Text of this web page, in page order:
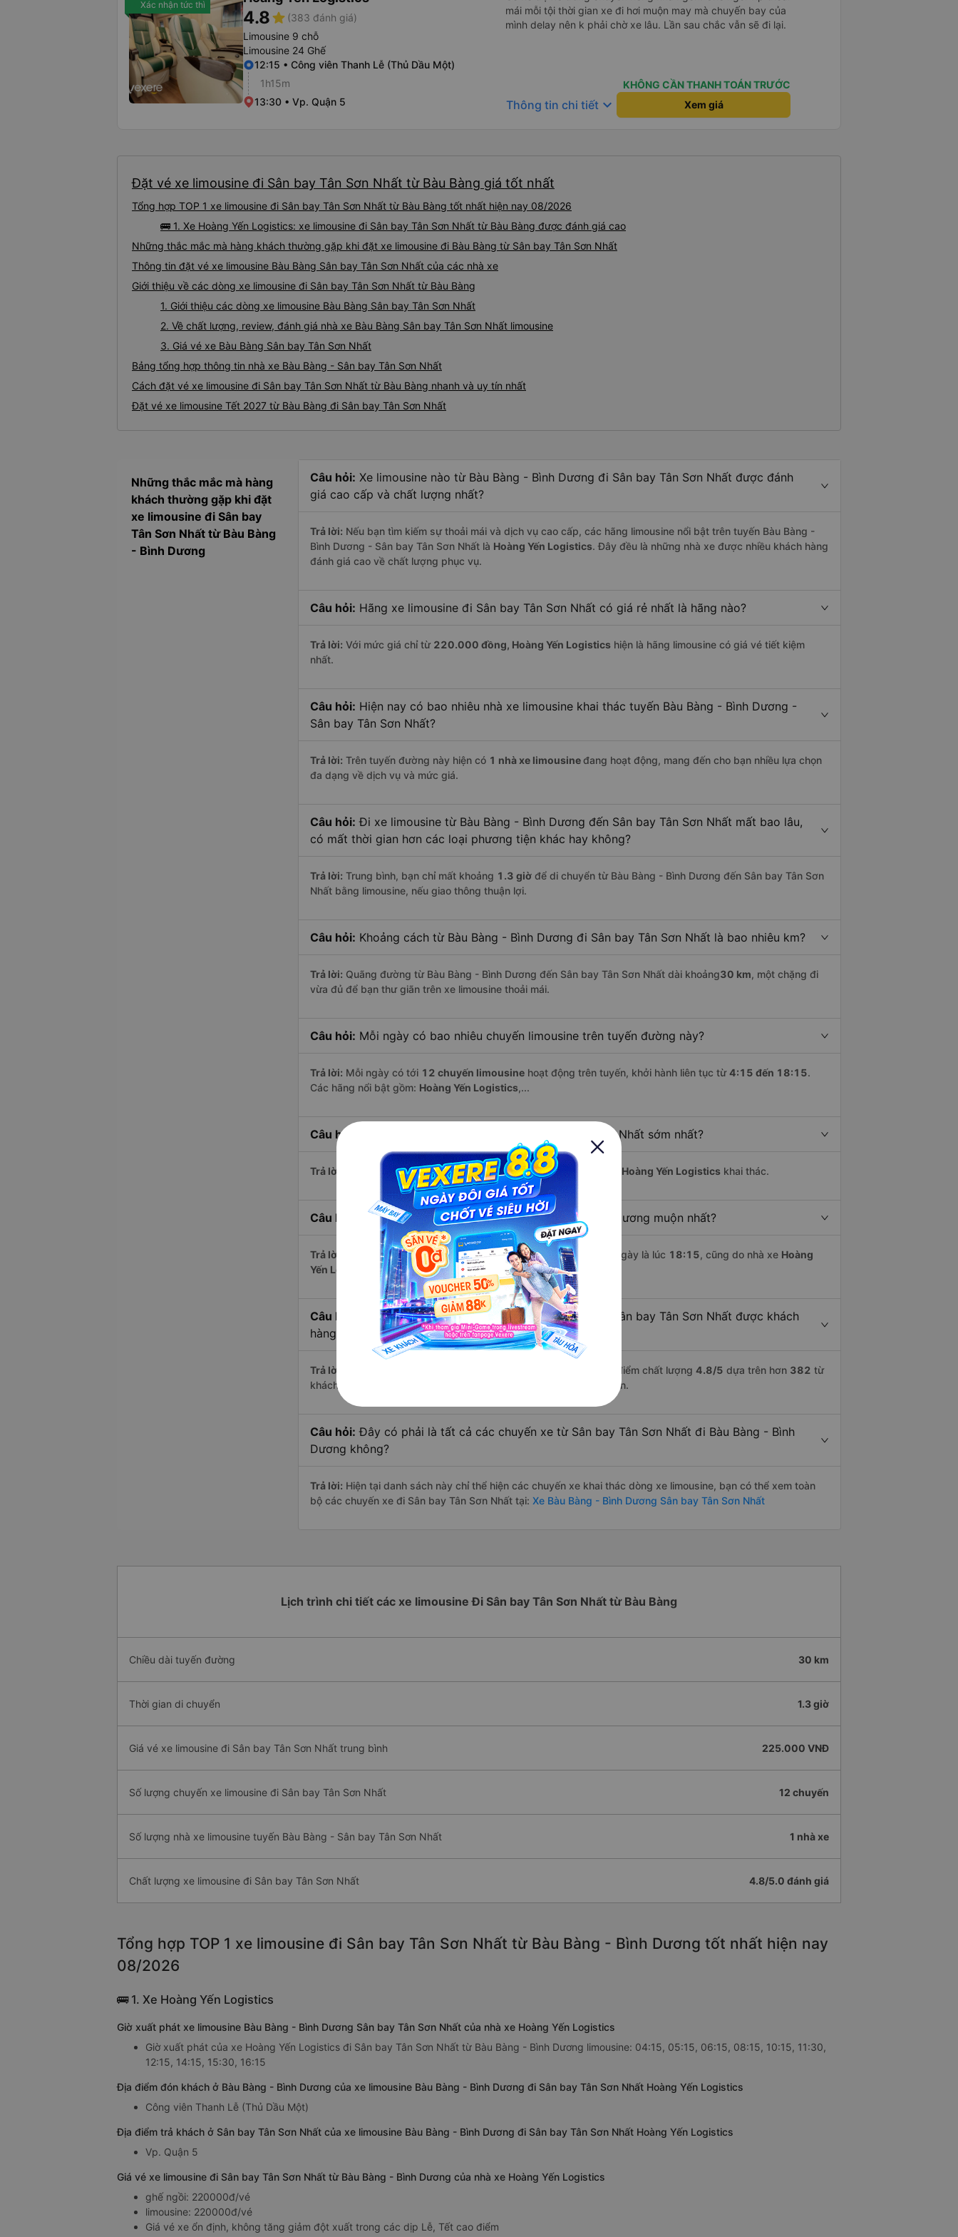
Xác nhận tức thì
4.8star (383 đánh giá)
Limousine 9 chỗ
Limousine 24 Ghế
12:15 • Công viên Thanh Lễ (Thủ Dầu Một)
1h15m
13:30 • Vp. Quận 5
mái mỗi tội thời gian xe đi hơi muộn may mà chuyến bay của
mình delay nên k phải chờ xe lâu. Lần sau chắc vẫn sẽ đi lại.
KHÔNG CẦN THANH TOÁN TRƯỚC
Thông tin chi tiết keyboard_arrow_down Xem giá
Đặt vé xe limousine đi Sân bay Tân Sơn Nhất từ Bàu Bàng giá tốt nhất
Tổng hợp TOP 1 xe limousine đi Sân bay Tân Sơn Nhất từ Bàu Bàng tốt nhất hiện nay 08/2026
🚌 1. Xe Hoàng Yến Logistics: xe limousine đi Sân bay Tân Sơn Nhất từ Bàu Bàng được đánh giá cao
Những thắc mắc mà hàng khách thường gặp khi đặt xe limousine đi Bàu Bàng từ Sân bay Tân Sơn Nhất
Thông tin đặt vé xe limousine Bàu Bàng Sân bay Tân Sơn Nhất của các nhà xe
Giới thiệu về các dòng xe limousine đi Sân bay Tân Sơn Nhất từ Bàu Bàng
1. Giới thiệu các dòng xe limousine Bàu Bàng Sân bay Tân Sơn Nhất
2. Về chất lượng, review, đánh giá nhà xe Bàu Bàng Sân bay Tân Sơn Nhất limousine
3. Giá vé xe Bàu Bàng Sân bay Tân Sơn Nhất
Bảng tổng hợp thông tin nhà xe Bàu Bàng - Sân bay Tân Sơn Nhất
Cách đặt vé xe limousine đi Sân bay Tân Sơn Nhất từ Bàu Bàng nhanh và uy tín nhất
Đặt vé xe limousine Tết 2027 từ Bàu Bàng đi Sân bay Tân Sơn Nhất
Những thắc mắc mà hàng
khách thường gặp khi đặt
xe limousine đi Sân bay
Tân Sơn Nhất từ Bàu Bàng
- Bình Dương
Câu hỏi: Xe limousine nào từ Bàu Bàng - Bình Dương đi Sân bay Tân Sơn Nhất được đánh
giá cao cấp và chất lượng nhất?
Trả lời: Nếu bạn tìm kiếm sự thoải mái và dịch vụ cao cấp, các hãng limousine nổi bật trên tuyến Bàu Bàng -
Bình Dương - Sân bay Tân Sơn Nhất là Hoàng Yến Logistics. Đây đều là những nhà xe được nhiều khách hàng
đánh giá cao về chất lượng phục vụ.
Câu hỏi: Hãng xe limousine đi Sân bay Tân Sơn Nhất có giá rẻ nhất là hãng nào?
Trả lời: Với mức giá chỉ từ 220.000 đồng, Hoàng Yến Logistics hiện là hãng limousine có giá vé tiết kiệm
nhất.
Câu hỏi: Hiện nay có bao nhiêu nhà xe limousine khai thác tuyến Bàu Bàng - Bình Dương -
Sân bay Tân Sơn Nhất?
Trả lời: Trên tuyến đường này hiện có 1 nhà xe limousineđang hoạt động, mang đến cho bạn nhiều lựa chọn
đa dạng về dịch vụ và mức giá.
Câu hỏi: Đi xe limousine từ Bàu Bàng - Bình Dương đến Sân bay Tân Sơn Nhất mất bao lâu,
có mất thời gian hơn các loại phương tiện khác hay không?
Trả lời: Trung bình, bạn chỉ mất khoảng 1.3 giờ để di chuyển từ Bàu Bàng - Bình Dương đến Sân bay Tân Sơn
Nhất bằng limousine, nếu giao thông thuận lợi.
Câu hỏi: Khoảng cách từ Bàu Bàng - Bình Dương đi Sân bay Tân Sơn Nhất là bao nhiêu km?
Trả lời: Quãng đường từ Bàu Bàng - Bình Dương đến Sân bay Tân Sơn Nhất dài khoảng30 km, một chặng đi
vừa đủ để bạn thư giãn trên xe limousine thoải mái.
Câu hỏi: Mỗi ngày có bao nhiêu chuyến limousine trên tuyến đường này?
Trả lời: Mỗi ngày có tới 12 chuyến limousine hoạt động trên tuyến, khởi hành liên tục từ4:15 đến 18:15.
Các hãng nổi bật gồm: Hoàng Yến Logistics,...
Câu hỏi: Xe limousine nào khởi hành từ Sân bay Tân Sơn Nhất sớm nhất?
Trả lời: Chuyến limousine sớm nhất khởi hành lúc4:15 , do nhà xe Hoàng Yến Logistics khai thác.
Câu hỏi: Xe limousine nào khởi hành từ Bàu Bàng - Bình Dương muộn nhất?
Trả lời: Nếu bạn muốn đi chuyến muộn, lựa chọn cuối cùng trong ngày là lúc 18:15, cũng do nhà xe Hoàng
Yến Logistics
vận hành.
Câu hỏi:
Xe limousine nào từ Bàu Bàng - Bình Dương đi Sân bay Tân Sơn Nhất được khách
hàng đánh giá tốt nhất?
Trả lời: nổi bật nhất với điểm chất lượng 4.8/5 dựa trên hơn 382 từ
khách hàng – một con số minh chứng cho dịch vụ cao cấp và uy tín.
Câu hỏi: Đây có phải là tất cả các chuyến xe từ Sân bay Tân Sơn Nhất đi Bàu Bàng - Bình
Dương không?
Trả lời: Hiện tại danh sách này chỉ thể hiện các chuyến xe khai thác dòng xe limousine, bạn có thể xem toàn
bộ các chuyến xe đi Sân bay Tân Sơn Nhất tại: Xe Bàu Bàng - Bình Dương Sân bay Tân Sơn Nhất
Lịch trình chi tiết các xe limousine Đi Sân bay Tân Sơn Nhất từ Bàu Bàng
Chiều dài tuyến đường 30 km
Thời gian di chuyển 1.3 giờ
Giá vé xe limousine đi Sân bay Tân Sơn Nhất trung bình 225.000 VNĐ
Số lượng chuyến xe limousine đi Sân bay Tân Sơn Nhất 12 chuyến
Số lượng nhà xe limousine tuyến Bàu Bàng - Sân bay Tân Sơn Nhất 1 nhà xe
Chất lượng xe limousine đi Sân bay Tân Sơn Nhất 4.8/5.0 đánh giá
Tổng hợp TOP 1 xe limousine đi Sân bay Tân Sơn Nhất từ Bàu Bàng - Bình Dương tốt nhất hiện nay
08/2026
🚌 1. Xe Hoàng Yến Logistics
Giờ xuất phát xe limousine Bàu Bàng - Bình Dương Sân bay Tân Sơn Nhất của nhà xe Hoàng Yến Logistics
Giờ xuất phát của xe Hoàng Yến Logistics đi Sân bay Tân Sơn Nhất từ Bàu Bàng - Bình Dương limousine: 04:15, 05:15, 06:15, 08:15, 10:15, 11:30,
12:15, 14:15, 15:30, 16:15
Địa điểm đón khách ở Bàu Bàng - Bình Dương của xe limousine Bàu Bàng - Bình Dương đi Sân bay Tân Sơn Nhất Hoàng Yến Logistics
Công viên Thanh Lễ (Thủ Dầu Một)
Địa điểm trả khách ở Sân bay Tân Sơn Nhất của xe limousine Bàu Bàng - Bình Dương đi Sân bay Tân Sơn Nhất Hoàng Yến Logistics
Vp. Quận 5
Giá vé xe limousine đi Sân bay Tân Sơn Nhất từ Bàu Bàng - Bình Dương của nhà xe Hoàng Yến Logistics
ghế ngồi: 220000đ/vé
limousine: 220000đ/vé
Giá vé xe ổn định, không tăng giảm đột xuất trong các dịp Lễ, Tết cao điểm